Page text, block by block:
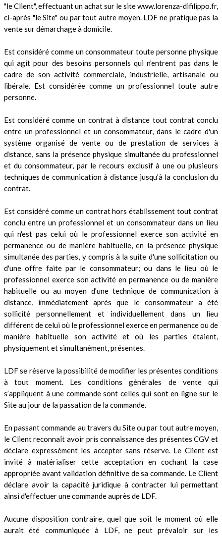
"le Client", effectuant un achat sur le site www.lorenza-difilippo.fr,
ci-après "le Site" ou par tout autre moyen. LDF ne pratique pas la
vente sur démarchage à domicile.
Est considéré comme un consommateur toute personne physique
qui agit pour des besoins personnels qui n'entrent pas dans le
cadre de son activité commerciale, industrielle, artisanale ou
libérale. Est considérée comme un professionnel toute autre
personne.
Est considéré comme un contrat à distance tout contrat conclu
entre un professionnel et un consommateur, dans le cadre d'un
système organisé de vente ou de prestation de services à
distance, sans la présence physique simultanée du professionnel
et du consommateur, par le recours exclusif à une ou plusieurs
techniques de communication à distance jusqu'à la conclusion du
contrat.
Est considéré comme un contrat hors établissement tout contrat
conclu entre un professionnel et un consommateur dans un lieu
qui n'est pas celui où le professionnel exerce son activité en
permanence ou de manière habituelle, en la présence physique
simultanée des parties, y compris à la suite d'une sollicitation ou
d'une offre faite par le consommateur; ou dans le lieu où le
professionnel exerce son activité en permanence ou de manière
habituelle ou au moyen d'une technique de communication à
distance, immédiatement après que le consommateur a été
sollicité personnellement et individuellement dans un lieu
différent de celui où le professionnel exerce en permanence ou de
manière habituelle son activité et où les parties étaient,
physiquement et simultanément, présentes.
LDF se réserve la possibilité de modifier les présentes conditions
à tout moment. Les conditions générales de vente qui
s’appliquent à une commande sont celles qui sont en ligne sur le
Site au jour de la passation de la commande.
En passant commande au travers du Site ou par tout autre moyen,
le Client reconnaît avoir pris connaissance des présentes CGV et
déclare expressément les accepter sans réserve. Le Client est
invité à matérialiser cette acceptation en cochant la case
appropriée avant validation définitive de sa commande. Le Client
déclare avoir la capacité juridique à contracter lui permettant
ainsi d'effectuer une commande auprès de LDF.
Aucune disposition contraire, quel que soit le moment où elle
aurait été communiquée à LDF, ne peut prévaloir sur les